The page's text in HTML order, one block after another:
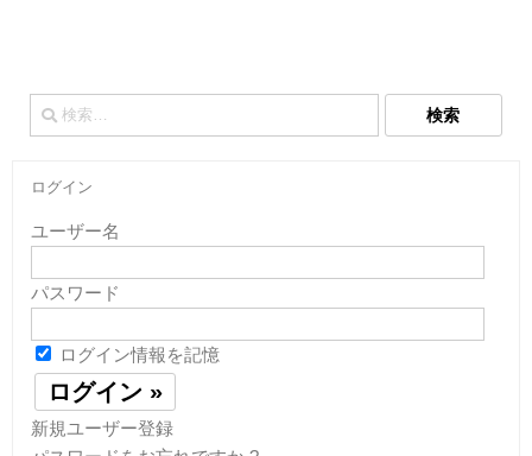
検
索:
ログイン
ユーザー名
パスワード
ログイン情報を記憶
新規ユーザー登録